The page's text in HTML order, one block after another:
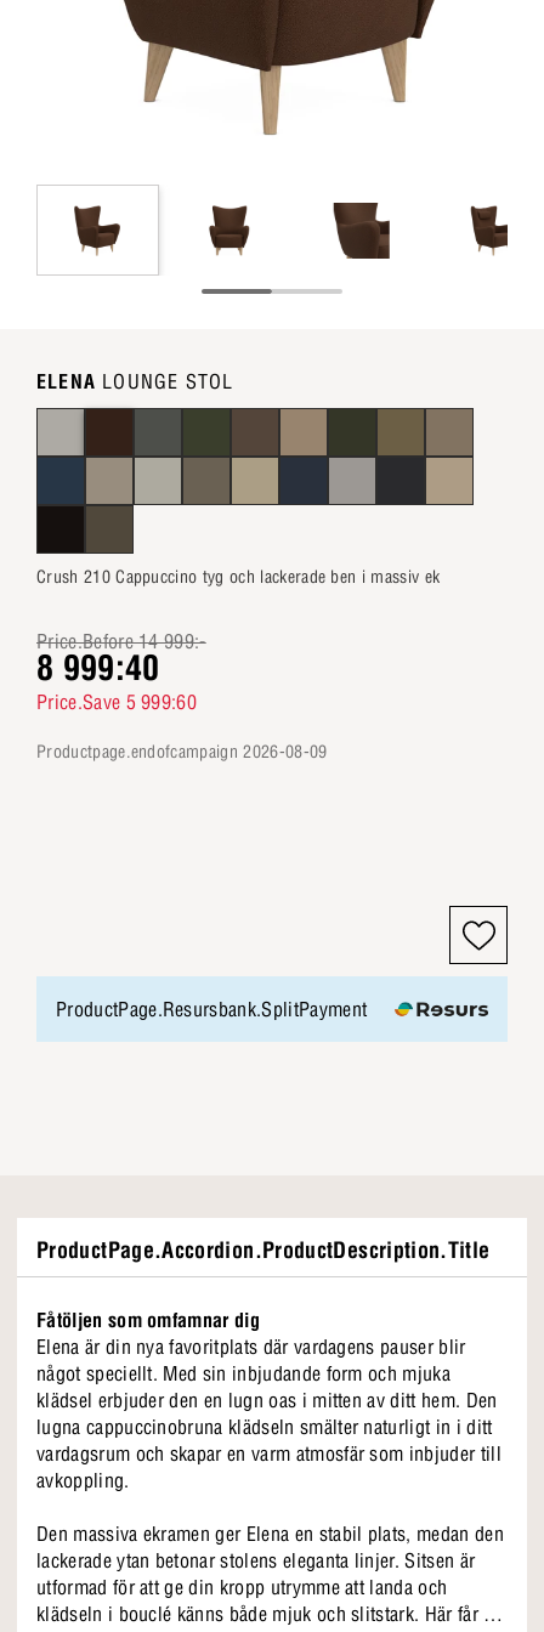
ELENA LOUNGE STOL
Crush 210 Cappuccino tyg och lackerade ben i massiv ek
Price.Before 14 999:-
8 999:40
Price.Save 5 999:60
productpage.endofcampaign 2026-08-09
ProductPage.Resursbank.SplitPayment
ProductPage.Accordion.ProductDescription.Title
Fåtöljen som omfamnar dig
Elena är din nya favoritplats där vardagens pauser blir
något speciellt. Med sin inbjudande form och mjuka
klädsel erbjuder den en lugn oas i mitten av ditt hem. Den
lugna cappuccinobruna klädseln smälter naturligt in i ditt
vardagsrum och skapar en varm atmosfär som inbjuder till
avkoppling.
Den massiva ekramen ger Elena en stabil plats, medan den
lackerade ytan betonar stolens eleganta linjer. Sitsen är
utformad för att ge din kropp utrymme att landa och
klädseln i bouclé känns både mjuk och slitstark. Här får du